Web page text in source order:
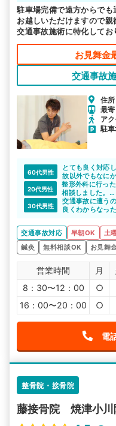
駐車場完備で遠方からで
お越しいただけますので親
交通事故施術に特化してお
めないで当院へお任せくだ
お見舞金
交通事故
住
最
ア
駐車
60代男性
とても良く対応
故以外でもなに
20代男性
整形外科に行っ
相談しました。
そこで紹介され
をしてくれて、
30代男性
交通事故に遭う
良くわからなっ
痛みの様子とか
て、丁寧に対応
交通事故対応 早朝OK 土
鍼灸
無料相談OK お見舞
営業時間 月
8：30〜12：00
○
16：00〜20：00
○
電
整骨院・接骨院
藤接骨院 焼津小川